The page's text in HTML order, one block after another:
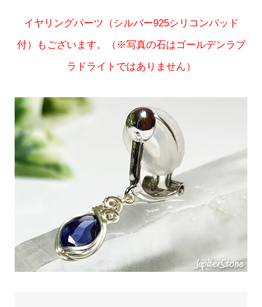
イヤリングパーツ（シルバー925シリコンパッド
付）もございます。（※写真の石はゴールデンラブ
ラドライトではありません）